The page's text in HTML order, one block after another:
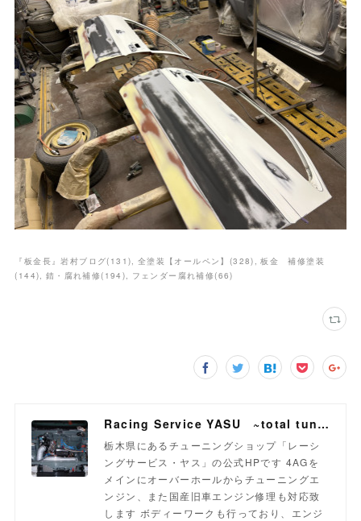
『板金長』岩村ブログ( 131 ) 全塗装【オールペン】 (328)
板金 補修塗装
( 144) 錆・腐れ補修( 194 ) フェンダー腐れ補修(66)
Racing Service YASU ~total tuning proshop~
栃木県にあるチューニングショップ「レーシ
ングサービス・ヤス」の公式HPです 4AGを
メインにオーバーホールからチューニングエ
ンジン、また国産旧車エンジン修理も対応致
します ボディーワークも行っており、エンジ